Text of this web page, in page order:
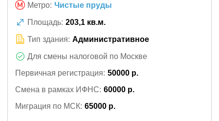
Метро: Чистые пруды
Площадь: 203,1 кв.м.
Тип здания: Административное
Для смены налоговой по Москве
Первичная регистрация: 50000 р.
Смена в рамках ИФНС: 60000 р.
Миграция по МСК: 65000 р.